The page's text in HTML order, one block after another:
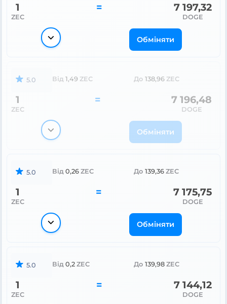
1
ZEC
= 7 197,32
DOGE
Обміняти
5.0 Від 1,49 ZEC До 138,96 ZEC
1
ZEC
= 7 196,48
DOGE
Обміняти
5.0 Від 0,26 ZEC До 139,36 ZEC
1
ZEC
= 7 175,75
DOGE
Обміняти
5.0 Від 0,2 ZEC До 139,98 ZEC
1
ZEC
= 7 144,12
DOGE